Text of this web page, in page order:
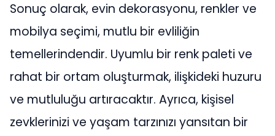
Sonuç olarak, evin dekorasyonu, renkler ve
mobilya seçimi, mutlu bir evliliğin
temellerindendir. Uyumlu bir renk paleti ve
rahat bir ortam oluşturmak, ilişkideki huzuru
ve mutluluğu artıracaktır. Ayrıca, kişisel
zevklerinizi ve yaşam tarzınızı yansıtan bir